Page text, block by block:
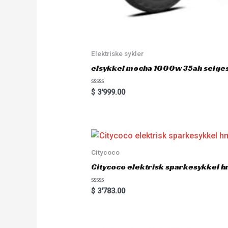
Elektriske sykler
elsykkel mocha 1000w 35ah
R
a
o
u
o
f
5
$3'999.00
Citycoco
Citycoco elektrisk sparkesykkel
R
a
$3'783.00